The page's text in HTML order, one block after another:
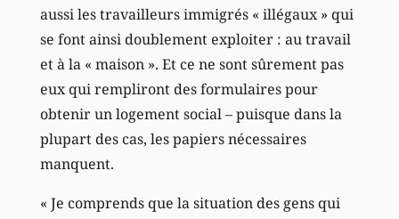
aussi les travailleurs immigrés « illégaux » qui
se font ainsi doublement exploiter : au travail
et à la « maison ». Et ce ne sont sûrement pas
eux qui rempliront des formulaires pour
obtenir un logement social – puisque dans la
plupart des cas, les papiers nécessaires
manquent.
« Je comprends que la situation des gens qui